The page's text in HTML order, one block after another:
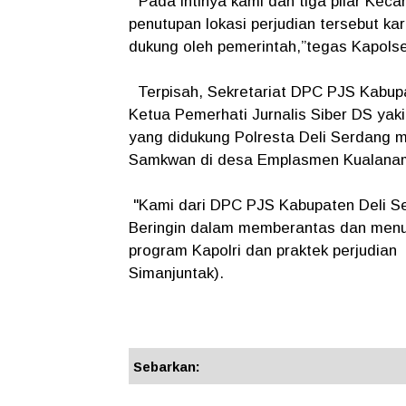
penutupan lokasi perjudian tersebut
dukung oleh pemerintah,”tegas
Terpisah, Sekretariat DPC PJS
Ketua Pemerhati Jurnalis Siber DS
yang didukung Polresta Deli Serdang
Samkwan di desa Emplasmen
"Kami dari DPC PJS Kabupaten Deli
Beringin dalam memberantas dan
program Kapolri dan praktek
Simanjuntak).
Sebarkan: